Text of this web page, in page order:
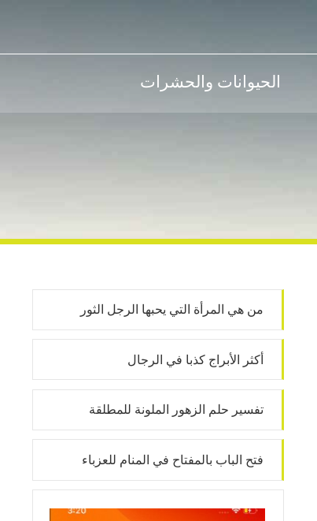
الحيوانات والحشرات
من هي المرأة التي يحبها الرجل الثور
أكثر الأبراج كذبا في الرجال
تفسير حلم الزهور الملونة للمطلقة
فتح الباب بالمفتاح في المنام للعزباء